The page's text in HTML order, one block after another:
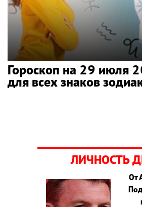
Гороскоп на 29 июля
для всех знаков
ЛИЧНОСТЬ
От